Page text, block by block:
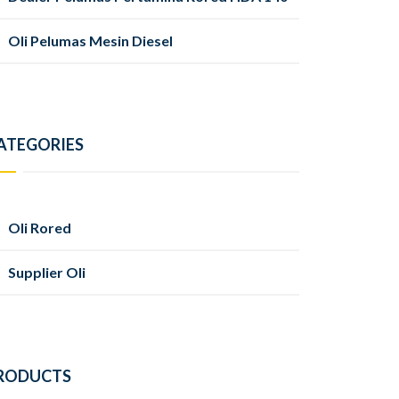
Oli Pelumas Mesin Diesel
Oli Rored
Supplier Oli